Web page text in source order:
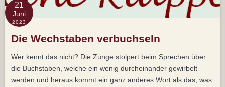
21
Juni
2023
Die Wechstaben verbuchseln
Wer kennt das nicht? Die Zunge stolpert beim Sprechen über
die Buchstaben, welche ein wenig durcheinander gewirbelt
werden und heraus kommt ein ganz anderes Wort als das, was